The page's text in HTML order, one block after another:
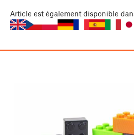
Article est également disponible